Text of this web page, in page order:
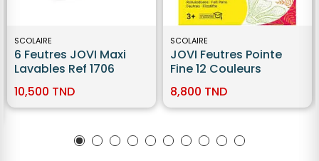
SCOLAIRE
6 Feutres JOVI Maxi
Lavables Ref 1706
10,500 TND
SCOLAIRE
JOVI Feutres Pointe
Fine 12 Couleurs
8,800 TND